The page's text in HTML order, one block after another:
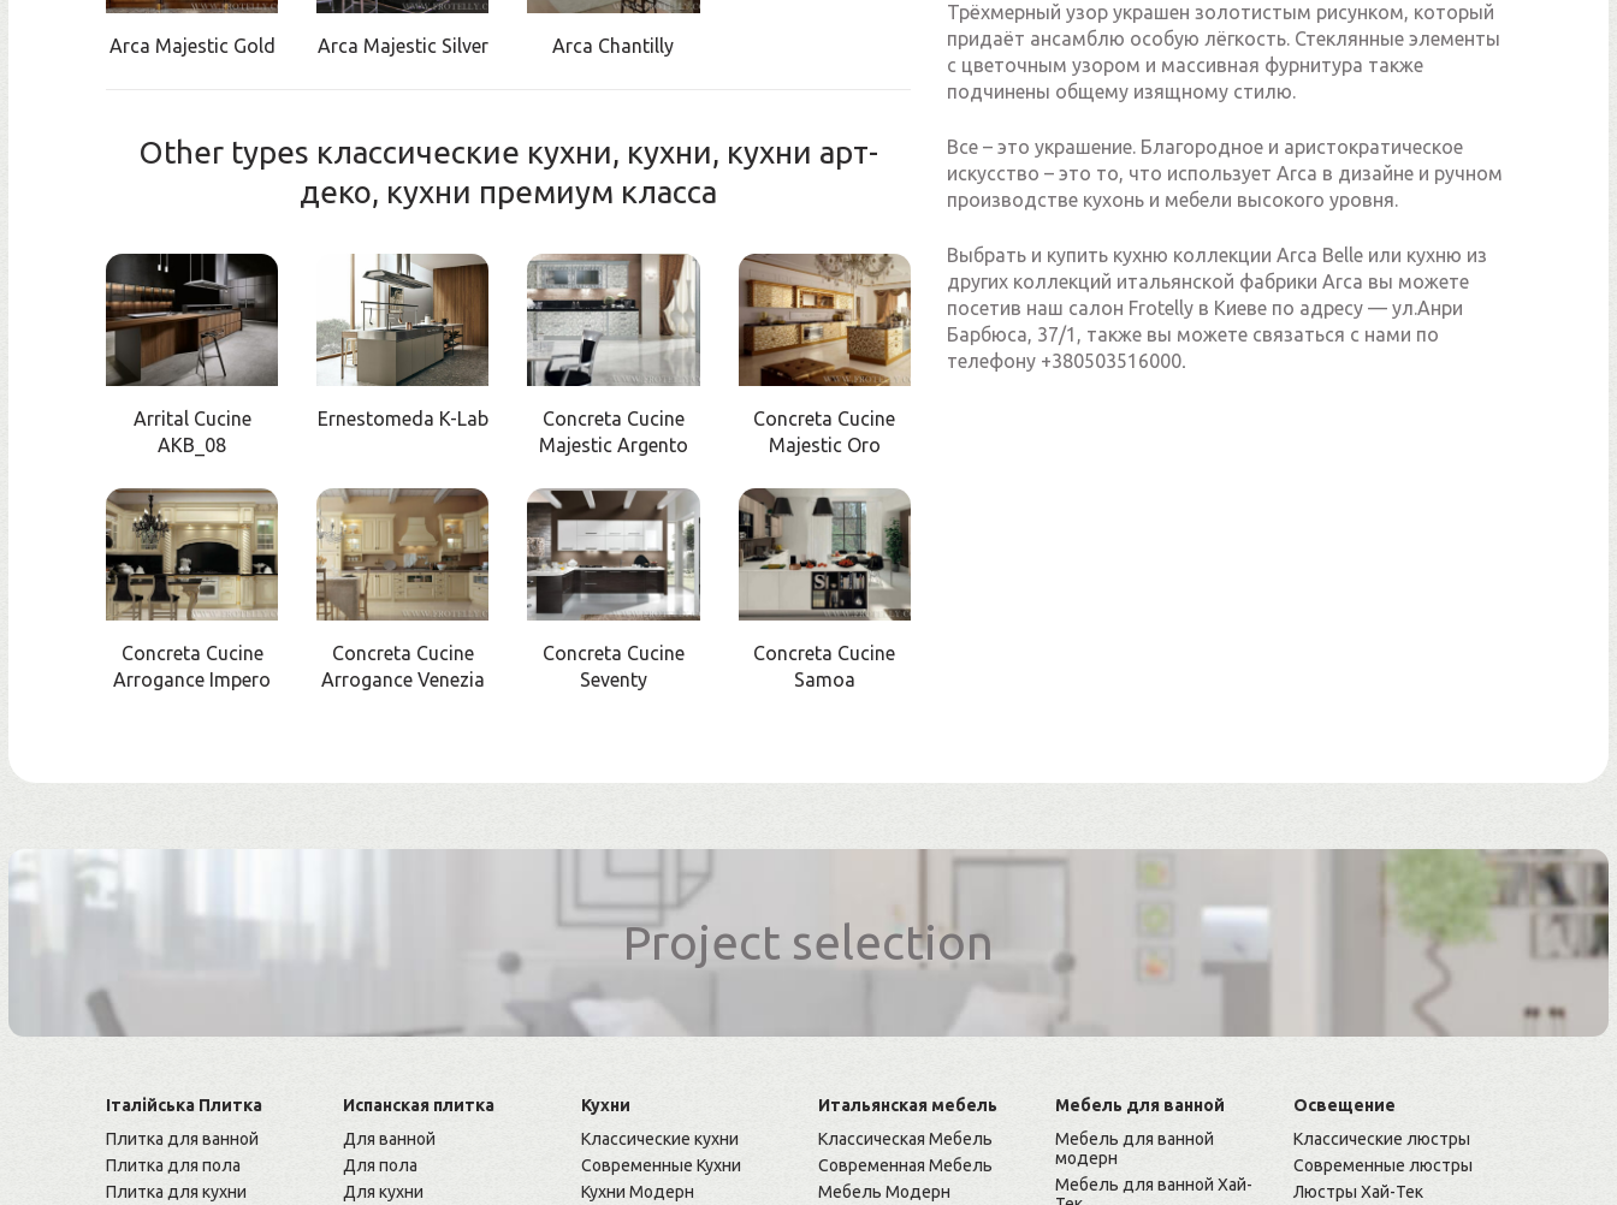
Arca Majestic Gold Arca Majestic Silver Arca Chantilly
Other types классические кухни, кухни, кухни арт-
деко, кухни премиум класса
Arrital Cucine
AKB_08
Ernestomeda K-Lab
Concreta Cucine
Majestic Argento
Concreta Cucine
Majestic Oro
Concreta Cucine
Arrogance Impero
Concreta Cucine
Arrogance Venezia
Concreta Cucine
Seventy
Concreta Cucine
Samoa
Трёхмерный узор украшен золотистым рисунком, который
придаёт ансамблю особую лёгкость. Стеклянные элементы
с цветочным узором и массивная фурнитура также
подчинены общему изящному стилю.
Все – это украшение. Благородное и аристократическое
искусство – это то, что использует Arca в дизайне и ручном
производстве кухонь и мебели высокого уровня.
Выбрать и купить кухню коллекции Arca Belle или кухню из
других коллекций итальянской фабрики Arca вы можете
посетив наш салон Frotelly в Киеве по адресу — ул.Анри
Барбюса, 37/1, также вы можете связаться с нами по
телефону +380503516000.
Project selection
Італійська Плитка
Плитка для ванной
Плитка для пола
Плитка для кухни
Испанская плитка
Для ванной
Для пола
Для кухни
Кухни
Классические кухни
Современные Кухни
Кухни Модерн
Итальянская мебель
Классическая Мебель
Современная Мебель
Мебель Модерн
Мебель для ванной
Мебель для ванной
модерн
Мебель для ванной Хай-
Освещение
Классические люстры
Современные люстры
Люстры Хай-Тек